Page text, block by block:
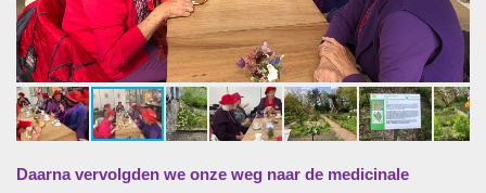
Daarna vervolgden we onze weg naar de medicinale